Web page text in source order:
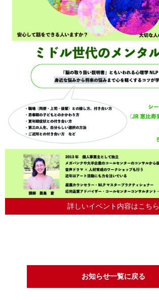
詳しいイベント内容はこちら
お知らせ一覧に戻る